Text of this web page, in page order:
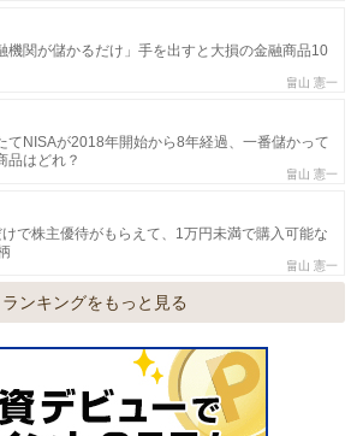
機関が儲かるだけ」手を出すと大損の金融商品10
畠山 憲一
てNISAが2018年開始から8年経過、一番儲かって
品はどれ？
畠山 憲一
で株主優待がもらえて、1万円未満で購入可能な
畠山 憲一
ランキングをもっと見る